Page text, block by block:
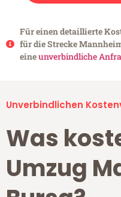
Für einen detaillierte
für die Strecke
eineunverbindliche
Unverbindlichen
Was
Umzug